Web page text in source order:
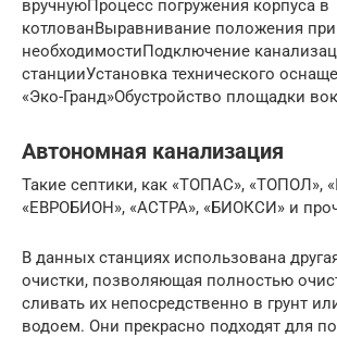
вручнуюПроцесс погружения корпуса в
котлованВыравнивание положения при
необходимостиПодключение
станцииУстановка технического
«Эко-Гранд»Обустройство площадки
Автономная канализация
Такие септики, как «ТОПАС», «ТОПОЛ»,
«ЕВРОБИОН», «АСТРА», «БИОКСИ» и
В данных станциях использована
очистки, позволяющая полностью
сливать их непосредственно в грунт
водоем. Они прекрасно подходят для